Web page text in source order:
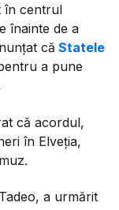
în centrul
înainte de a
că Statele
a pune
că acordul,
în Elveția,
a urmărit